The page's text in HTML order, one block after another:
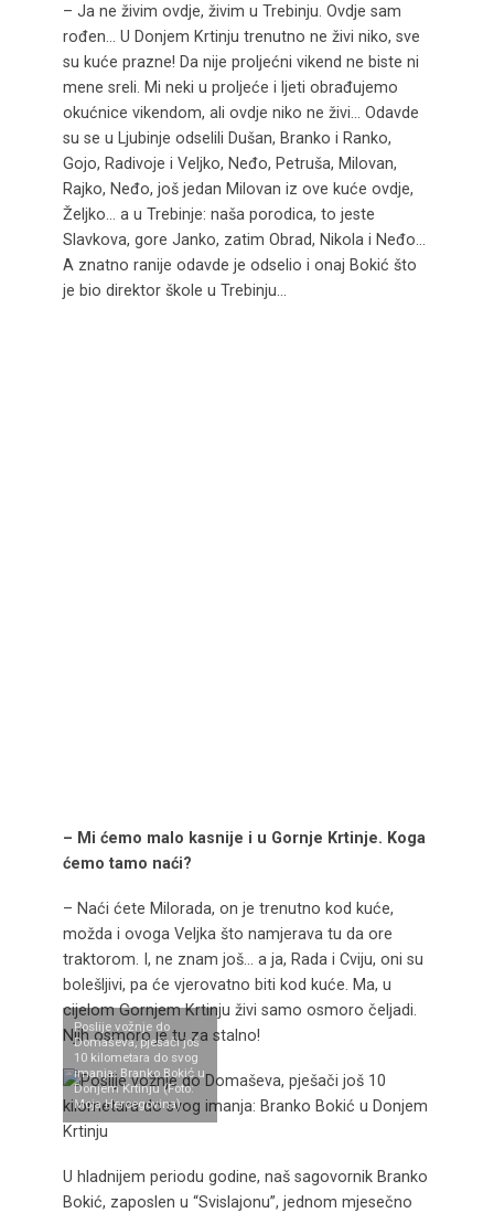
– Ja ne živim ovdje, živim u Trebinju. Ovdje sam
rođen… U Donjem Krtinju trenutno ne živi niko, sve
su kuće prazne! Da nije proljećni vikend ne biste ni
mene sreli. Mi neki u proljeće i ljeti obrađujemo
okućnice vikendom, ali ovdje niko ne živi… Odavde
su se u Ljubinje odselili Dušan, Branko i Ranko,
Gojo, Radivoje i Veljko, Neđo, Petruša, Milovan,
Rajko, Neđo, još jedan Milovan iz ove kuće ovdje,
Željko… a u Trebinje: naša porodica, to jeste
Slavkova, gore Janko, zatim Obrad, Nikola i Neđo…
A znatno ranije odavde je odselio i onaj Bokić što
je bio direktor škole u Trebinju…
– Mi ćemo malo kasnije i u Gornje Krtinje. Koga
ćemo tamo naći?
– Naći ćete Milorada, on je trenutno kod kuće,
možda i ovoga Veljka što namjerava tu da ore
traktorom. I, ne znam još… a ja, Rada i Cviju, oni su
bolešljivi, pa će vjerovatno biti kod kuće. Ma, u
cijelom Gornjem Krtinju živi samo osmoro čeljadi.
Njih osmoro je tu za stalno!
Poslije vožnje do
Domaševa, pješači još
10 kilometara do svog
imanja: Branko Bokić u
Donjem Krtinju (Foto:
Moja Hercegovina)
U hladnijem periodu godine, naš sagovornik Branko
Bokić, zaposlen u “Svislajonu”, jednom mjesečno